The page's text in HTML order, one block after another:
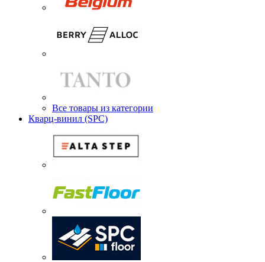
Все товары из категории
Кварц-винил (SPC)